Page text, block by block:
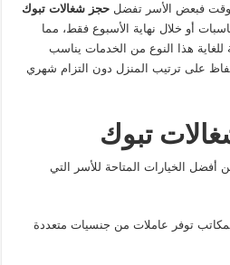
فبعض الأسر تفضلحجز شغالات تبوك
أو خلال نهاية الأسبوع فقط، مما
للغاية هذا النوع من الخدمات يناسب
على ترتيب المنزل دون التزام شهري
تبوك
أفضل الخيارات المتاحة للأسر التي
توفر عاملات من جنسيات متعددة